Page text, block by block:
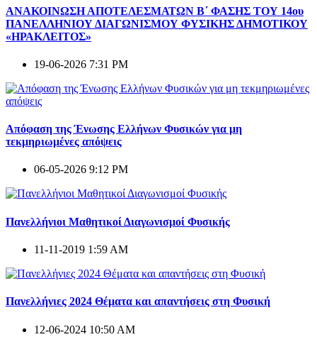
ΑΝΑΚΟΙΝΩΣΗ ΑΠΟΤΕΛΕΣΜΑΤΩΝ Β΄ ΦΑΣΗΣ ΤΟΥ 14ου
ΠΑΝΕΛΛΗΝΙΟΥ ΔΙΑΓΩΝΙΣΜΟΥ ΦΥΣΙΚΗΣ ΔΗΜΟΤΙΚΟΥ
«ΗΡΑΚΛΕΙΤΟΣ»
19-06-2026 7:31 PM
Απόφαση της Ένωσης Ελλήνων Φυσικών για μη
τεκμηριωμένες απόψεις
06-05-2026 9:12 PM
Πανελλήνιοι Μαθητικοί Διαγωνισμοί Φυσικής
11-11-2019 1:59 AM
Πανελλήνιες 2024 Θέματα και απαντήσεις στη Φυσική
12-06-2024 10:50 AM